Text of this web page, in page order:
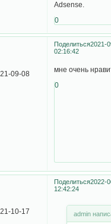
Adsense.
0
Поделиться2021-
02:16:42
09-08
мне очень
0
Поделиться2022-
12:42:24
10-17
admin